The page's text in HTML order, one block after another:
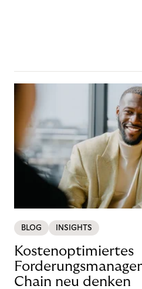
BLOG INSIGHTS
Kostenoptimiertes
Chain neu denken